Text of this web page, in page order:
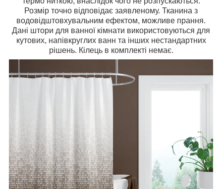
Розмір точно відповідає заявленому. Тканина з
водовідштовхувальним ефектом, можливе прання.
Дані штори для ванної кімнати використовуються для
кутових, напівкруглих ванн та інших нестандартних
рішень. Кілець в комплекті немає.